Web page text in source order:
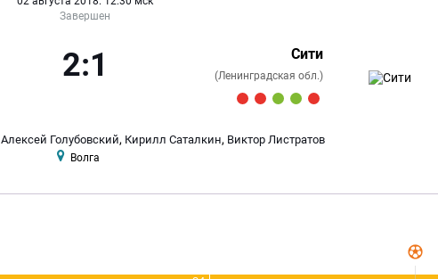
Завершен
2:1 Сити
(Ленинградская обл.)
Алексей Голубовский, Кирилл Саталкин, Виктор Листратов
Волга